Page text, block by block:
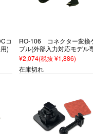
コ
)
RO-106 コネクター変換
ブル(外部入力対応モデル
¥2,074(税抜 ¥1,886)
在庫切れ